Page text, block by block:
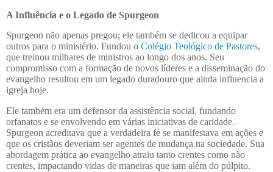
A Influência e o Legado de Spurgeon
Spurgeon não apenas pregou; ele também se dedicou a equipar
outros para o ministério. Fundou o Colégio Teológico de Pastores,
que treinou milhares de ministros ao longo dos anos. Seu
compromisso com a formação de novos líderes e a disseminação do
evangelho resultou em um legado duradouro que ainda influencia a
igreja hoje.
Ele também era um defensor da assistência social, fundando
orfanatos e se envolvendo em várias iniciativas de caridade.
Spurgeon acreditava que a verdadeira fé se manifestava em ações e
que os cristãos deveriam ser agentes de mudança na sociedade. Sua
abordagem prática ao evangelho atraiu tanto crentes como não
crentes, impactando vidas de maneiras que iam além do púlpito.